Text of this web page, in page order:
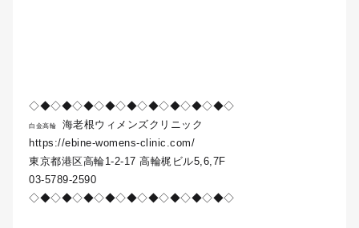
◇◆◇◆◇◆◇◆◇◆◇◆◇◆◇◆◇◆◇
白金高輪
海老根ウィメンズクリニック
https://ebine-womens-clinic.com/
東京都港区高輪1-2-17 高輪梶ビル5,6,7F
03-5789-2590
◇◆◇◆◇◆◇◆◇◆◇◆◇◆◇◆◇◆◇